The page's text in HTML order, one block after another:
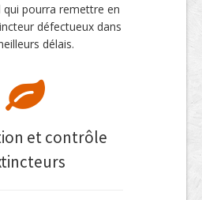
pourra remettre en
défectueux dans
délais.
et contrôle